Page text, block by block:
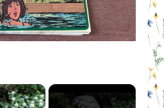
×